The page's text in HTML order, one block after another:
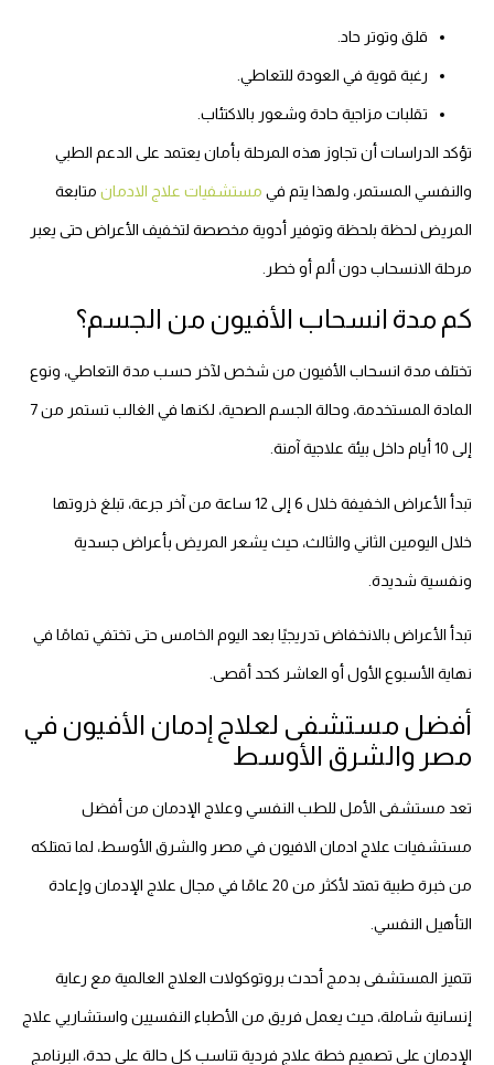
قلق وتوتر حاد.
رغبة قوية في العودة للتعاطي.
تقلبات مزاجية حادة وشعور بالاكتئاب.
تؤكد الدراسات أن تجاوز هذه المرحلة بأمان يعتمد على الدعم الطبي
والنفسي المستمر، ولهذا يتم في مستشفيات علاج الادمان متابعة
المريض لحظة بلحظة وتوفير أدوية مخصصة لتخفيف الأعراض حتى يعبر
مرحلة الانسحاب دون ألم أو خطر.
كم مدة انسحاب الأفيون من الجسم؟
تختلف مدة انسحاب الأفيون من شخص لآخر حسب مدة التعاطي، ونوع
المادة المستخدمة، وحالة الجسم الصحية، لكنها في الغالب تستمر من 7
إلى 10 أيام داخل بيئة علاجية آمنة.
تبدأ الأعراض الخفيفة خلال 6 إلى 12 ساعة من آخر جرعة، تبلغ ذروتها
خلال اليومين الثاني والثالث، حيث يشعر المريض بأعراض جسدية
ونفسية شديدة.
تبدأ الأعراض بالانخفاض تدريجيًا بعد اليوم الخامس حتى تختفي تمامًا في
نهاية الأسبوع الأول أو العاشر كحد أقصى.
أفضل مستشفى لعلاج إدمان الأفيون في
مصر والشرق الأوسط
تعد مستشفى الأمل للطب النفسي وعلاج الإدمان من أفضل
مستشفيات علاج ادمان الافيون في مصر والشرق الأوسط، لما تمتلكه
من خبرة طبية تمتد لأكثر من 20 عامًا في مجال علاج الإدمان وإعادة
التأهيل النفسي.
تتميز المستشفى بدمج أحدث بروتوكولات العلاج العالمية مع رعاية
إنسانية شاملة، حيث يعمل فريق من الأطباء النفسيين واستشاريي علاج
الإدمان على تصميم خطة علاج فردية تناسب كل حالة على حدة، البرنامج